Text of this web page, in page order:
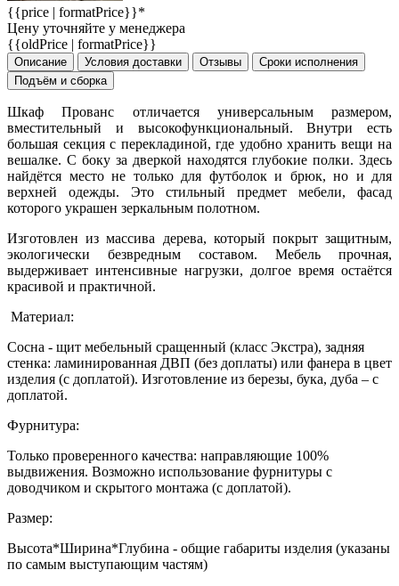
{{price | formatPrice}}*
Цену уточняйте у менеджера
{{oldPrice | formatPrice}}
Описание Условия доставки Отзывы
Сроки исполнения
Подъём и сборка
Шкаф Прованс отличается универсальным размером,
вместительный и высокофункциональный. Внутри есть
большая секция с перекладиной, где удобно хранить вещи на
вешалке. С боку за дверкой находятся глубокие полки. Здесь
найдётся место не только для футболок и брюк, но и для
верхней одежды. Это стильный предмет мебели, фасад
которого украшен зеркальным полотном.
Изготовлен из массива дерева, который покрыт защитным,
экологически безвредным составом. Мебель прочная,
выдерживает интенсивные нагрузки, долгое время остаётся
красивой и практичной.
Материал:
Сосна - щит мебельный сращенный (класс Экстра), задняя
стенка: ламинированная ДВП (без доплаты) или фанера в цвет
изделия (с доплатой). Изготовление из березы, бука, дуба – с
доплатой.
Фурнитура:
Только проверенного качества: направляющие 100%
выдвижения. Возможно использование фурнитуры с
доводчиком и скрытого монтажа (с доплатой).
Размер:
Высота*Ширина*Глубина - общие габариты изделия (указаны
по самым выступающим частям)